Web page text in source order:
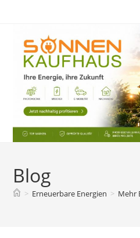
Blog
> Erneuerbare Energien > Mehr